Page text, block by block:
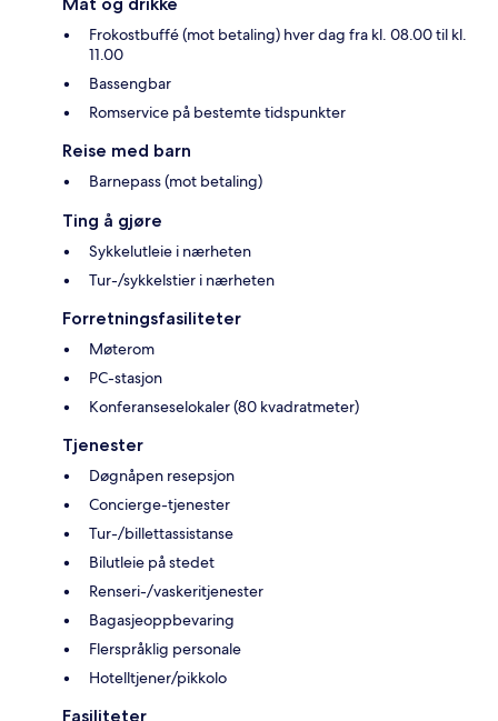
Frokostbuffé (mot betaling) hver dag fra kl. 08.00 til kl.
11.00
Bassengbar
Romservice på bestemte tidspunkter
Reise med barn
Barnepass (mot betaling)
Ting å gjøre
Sykkelutleie i nærheten
Tur-/sykkelstier i nærheten
Forretningsfasiliteter
Møterom
PC-stasjon
Konferanseselokaler (80 kvadratmeter)
Tjenester
Døgnåpen resepsjon
Concierge-tjenester
Tur-/billettassistanse
Bilutleie på stedet
Renseri-/vaskeritjenester
Bagasjeoppbevaring
Flerspråklig personale
Hotelltjener/pikkolo
Fasiliteter